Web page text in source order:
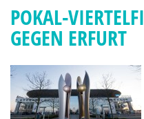
POKAL-
GEGEN ERFURT